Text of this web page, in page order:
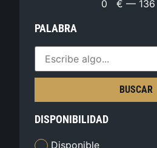
0 € — 136
PALABRA
BUSCAR
DISPONIBILIDAD
Disponible